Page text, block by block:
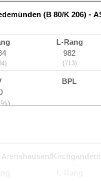
(B 80/K 206) -
L-Rang
982
(713)
BPL
Kirchgandern